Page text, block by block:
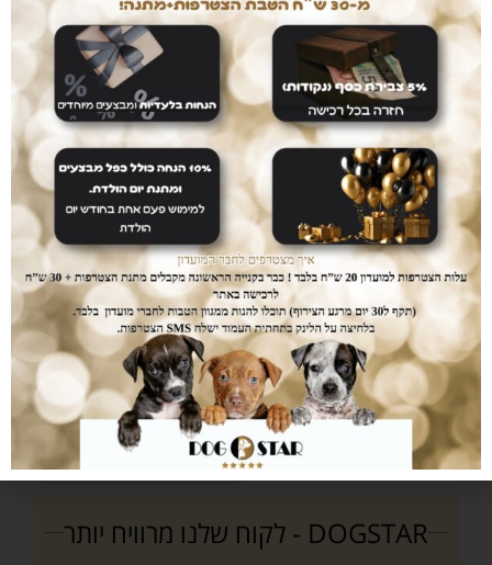
חבל דנטלי
5₪
–
19₪
חבל דנטלי צבעוני גדול
3 קשרים + לולאה
29₪
כדור חבל דנטלי
15
פוטבול גומי דנטלי
שחור+חבל
DOGSTAR - לקוח שלנו מרוויח יותר